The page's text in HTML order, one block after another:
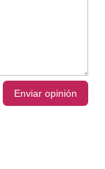
Enviar opinión